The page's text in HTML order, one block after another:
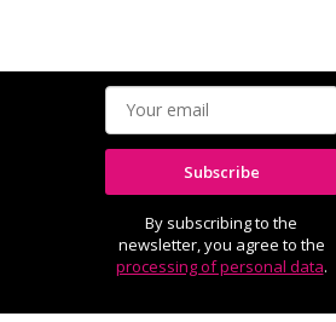
Subscribe
By subscribing to the
newsletter, you agree to the
processing of personal data.